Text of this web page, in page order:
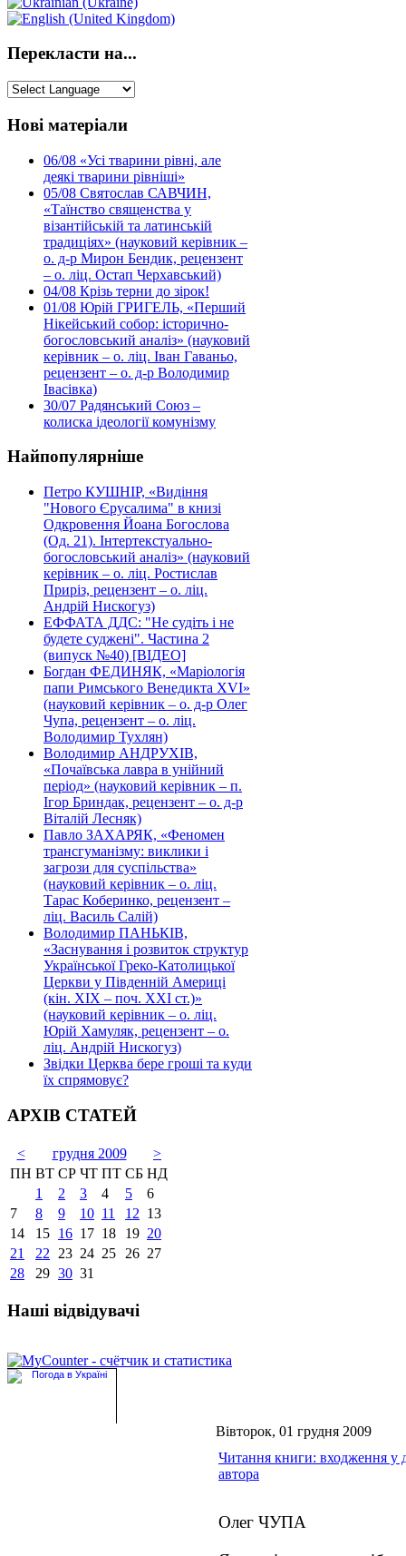
Перекласти на...
Нові матеріали
06/08 «Усі тварини рівні, але
деякі тварини рівніші»
05/08 Святослав САВЧИН,
«Таїнство священства у
візантійській та латинській
традиціях» (науковий керівник –
о. д-р Мирон Бендик, рецензент
– о. ліц. Остап Черхавський)
04/08 Крізь терни до зірок!
01/08 Юрій ГРИГЕЛЬ, «Перший
Нікейський собор: історично-
богословський аналіз» (науковий
керівник – о. ліц. Іван Гаваньо,
рецензент – о. д-р Володимир
Івасівка)
30/07 Радянський Союз –
колиска ідеології комунізму
Найпопулярніше
Петро КУШНІР, «Видіння
"Нового Єрусалима" в книзі
Одкровення Йоана Богослова
(Од. 21). Інтертекстуально-
богословський аналіз» (науковий
керівник – о. ліц. Ростислав
Приріз, рецензент – о. ліц.
Андрій Нискогуз)
ЕФФАТА ДДС: "Не судіть і не
будете суджені". Частина 2
(випуск №40) [ВІДЕО]
Богдан ФЕДИНЯК, «Маріологія
папи Римського Венедикта XVI»
(науковий керівник – о. д-р Олег
Чупа, рецензент – о. ліц.
Володимир Тухлян)
Володимир АНДРУХІВ,
«Почаївська лавра в унійний
період» (науковий керівник – п.
Ігор Бриндак, рецензент – о. д-р
Віталій Лесняк)
Павло ЗАХАРЯК, «Феномен
трансгуманізму: виклики і
загрози для суспільства»
(науковий керівник – о. ліц.
Тарас Коберинко, рецензент –
ліц. Василь Салій)
Володимир ПАНЬКІВ,
«Заснування і розвиток структур
Української Греко-Католицької
Церкви у Південній Америці
(кін. ХІХ – поч. ХХІ ст.)»
(науковий керівник – о. ліц.
Юрій Хамуляк, рецензент – о.
ліц. Андрій Нискогуз)
Звідки Церква бере гроші та куди
їх спрямовує?
АРХІВ СТАТЕЙ
< грудня 2009
>
ПН ВТ СР ЧТ ПТ СБ НД
1
2 3 4 5
6
7
8 9 10 11 12 13
14
15 16 17 18 19 20
21
22 23 24 25 26 27
28
29 30 31
Наші відвідувачі
Вівторок, 01 грудня 2009
Читання книги: входження у
автора
Олег ЧУПА